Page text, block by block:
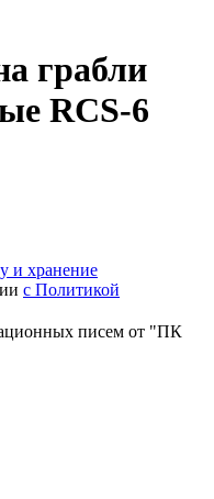
грабли
RCS-6
и хранение
с Политикой
писем от "ПК